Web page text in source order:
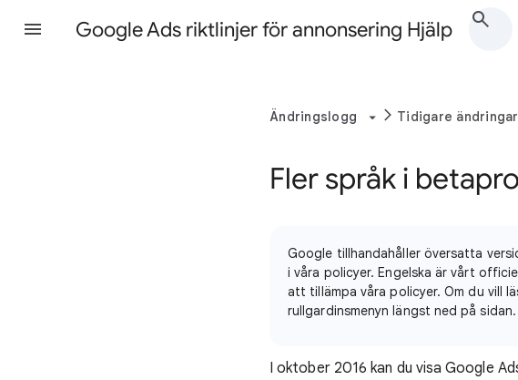
Google Ads riktlinjer för annonsering Hjälp
Ändringslogg Tidigare ändringar
Fler språk i
Google tillhandahåller översatta
i våra policyer. Engelska är vårt
att tillämpa våra policyer. Om du vill
rullgardinsmenyn längst ned på sidan.
I oktober 2016 kan du visa Google